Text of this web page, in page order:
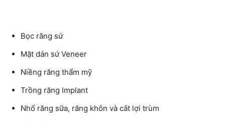
Bọc răng sứ
Mặt dán sứ Veneer
Niềng răng thẩm mỹ
Trồng răng Implant
Nhổ răng sữa, răng khôn và cắt lợi trùm